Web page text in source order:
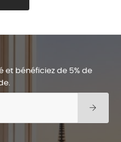
et bénéficiez de 5% de